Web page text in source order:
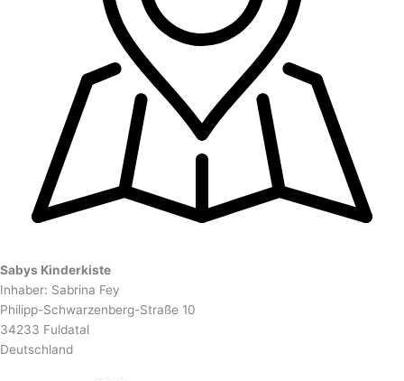
Sabys Kinderkiste
Inhaber: Sabrina Fey
Philipp-Schwarzenberg-Straße 10
34233 Fuldatal
Deutschland